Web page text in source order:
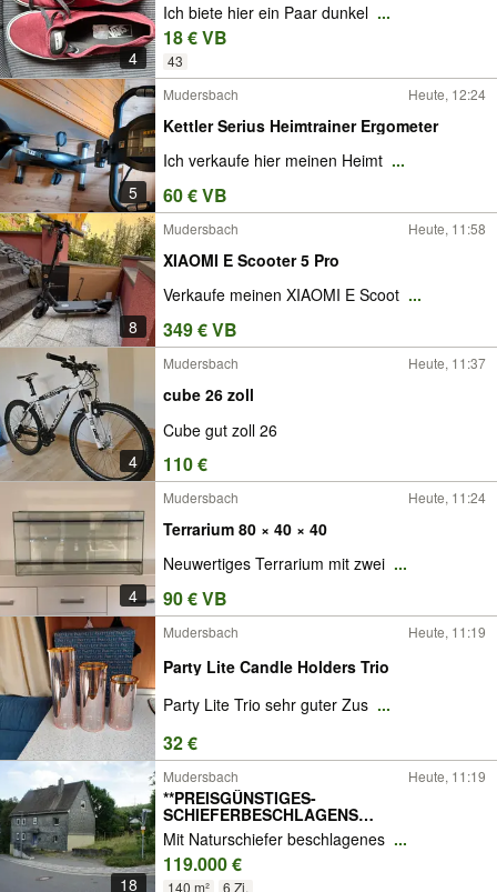
4
Ich biete hier ein Paar dunkel ...
18 € VB
43
5
Mudersbach Heute, 12:24
Kettler Serius Heimtrainer Ergometer
Ich verkaufe hier meinen Heimt ...
60 € VB
8
Mudersbach Heute, 11:58
XIAOMI E Scooter 5 Pro
Verkaufe meinen XIAOMI E Scoot ...
349 € VB
4
Mudersbach Heute, 11:37
cube 26 zoll
Cube gut zoll 26
110 €
4
Mudersbach Heute, 11:24
Terrarium 80 × 40 × 40
Neuwertiges Terrarium mit zwei ...
90 € VB
Mudersbach Heute, 11:19
Party Lite Candle Holders Trio
Party Lite Trio sehr guter Zus ...
32 €
18
Mudersbach Heute, 11:19
**PREISGÜNSTIGES-
SCHIEFERBESCHLAGENS
FACHWERKHAUS MIT ALTEM
BAUMBESTAND IN MUDERSBACH-KEIN
DENKMALSCHUTZ- ****
Mit Naturschiefer beschlagenes ...
119.000 €
140 m² 6 Zi.